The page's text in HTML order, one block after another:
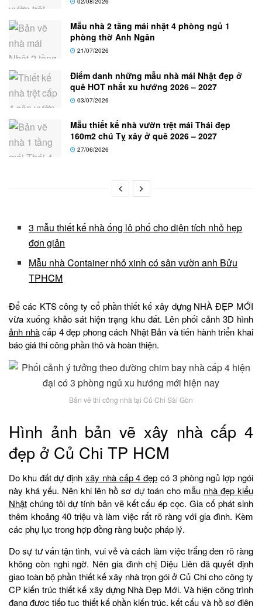
Mẫu nhà 2 tầng mái nhật 4 phòng ngủ 1
phòng thờ Anh Ngân
21/07/2026
Điểm danh những mẫu nhà mái Nhật đẹp ở
quê HOT nhất xu hướng 2026 – 2027
03/07/2026
Mẫu thiết kế nhà vườn trệt mái Thái đẹp
160m2 chú Tỵ xây ở quê 2026 – 2027
27/06/2026
3 mẫu thiết kế nhà ống lô phố cho diện tích nhỏ hẹp
đơn giản
Mẫu nhà Container nhỏ xinh có sân vườn anh Bửu
TPHCM
Để các KTS công ty cổ phần thiết kế xây dựng NHÀ ĐẸP MỚI
vừa xuống khảo sát hiện trạng khu đất. Lên phối cảnh 3D hình
ảnh nhàcấp 4 đẹp phong cách Nhật Bản và tiến hành triển khai
báo giá thi công phần thô và hoàn thiện.
Bản vẽ thi công nhà tại Củ Chi Sài Gòn
Hình ảnh bản vẽ xây nhà cấp 4
đẹp ở Củ Chi TP HCM
Do khu đất dự định xây nhà cấp 4 đẹp có 3 phòng ngủ lợp ngói
này khá yếu. Nên khi lên hồ sơ dự toán cho mẫu nhà đẹp kiểu
Nhật chúng tôi dự tính bản vẽ kết cấu ép cọc. Gia cố phát sinh
thêm khoảng 40 triệu và làm việc rất rõ ràng với gia đình. Kèm
các phụ lục trong hợp đồng ràng buộc pháp lý.
Do sự tư vấn tận tình, vui vẻ và cách làm việc trắng đen rõ ràng
không còn nghi ngờ. Nên gia đình chị Diệu Liên đã quyết định
giao toàn bộ phần thiết kế xây nhà trọn gói ở Củ Chi cho công ty
CP kiến trúc thiết kế xây dựng Nhà Đẹp Mới. Và hiện công trình
đang được tiếp tục thiết kế phần kiến trúc, kết cấu và hồ sơ điện